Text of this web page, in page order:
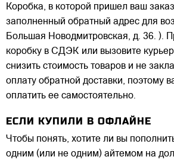
Коробка, в которой пришел ваш
заполненный обратный адрес для
Большая Новодмитровская, д. 36. ).
коробку в СДЭК или вызовите
снизить стоимость товаров и не
оплату обратной доставки, поэтому
оплатить ее самостоятельно.
ЕСЛИ КУПИЛИ В ОФЛАЙНЕ
Чтобы понять, хотите ли вы
одним (или не одним) айтемом на